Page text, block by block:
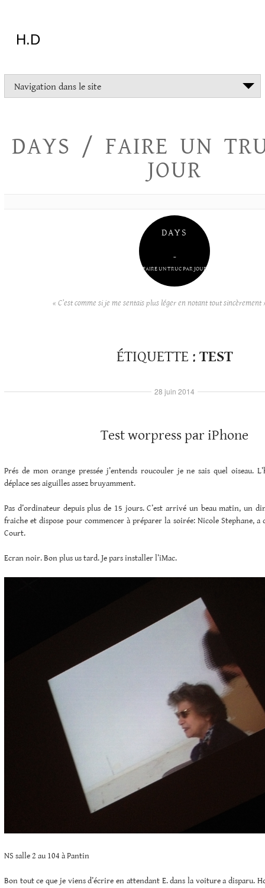
H.D
tout
essayer
Navigation dans le site
DAYS / FAIRE UN
JOUR
DAYS
–
FAIRE UN TRUC PAR JOUR
« C’est comme si je me sentais plus léger en notant tout sincèrement
ÉTIQUETTE : TEST
Test worpress par iPhone
Prés de mon orange pressée j’entends roucouler je ne sais quel oiseau.
déplace ses aiguilles assez bruyamment.
Pas d’ordinateur depuis plus de 15 jours. C’est arrivé un beau matin, un
fraiche et dispose pour commencer à préparer la soirée: Nicole Stephane, a
Court.
Ecran noir. Bon plus us tard. Je pars installer l’iMac.
NS salle 2 au 104 à Pantin
Bon tout ce que je viens d’écrire en attendant E. dans la voiture a disparu.
28 juin 2014